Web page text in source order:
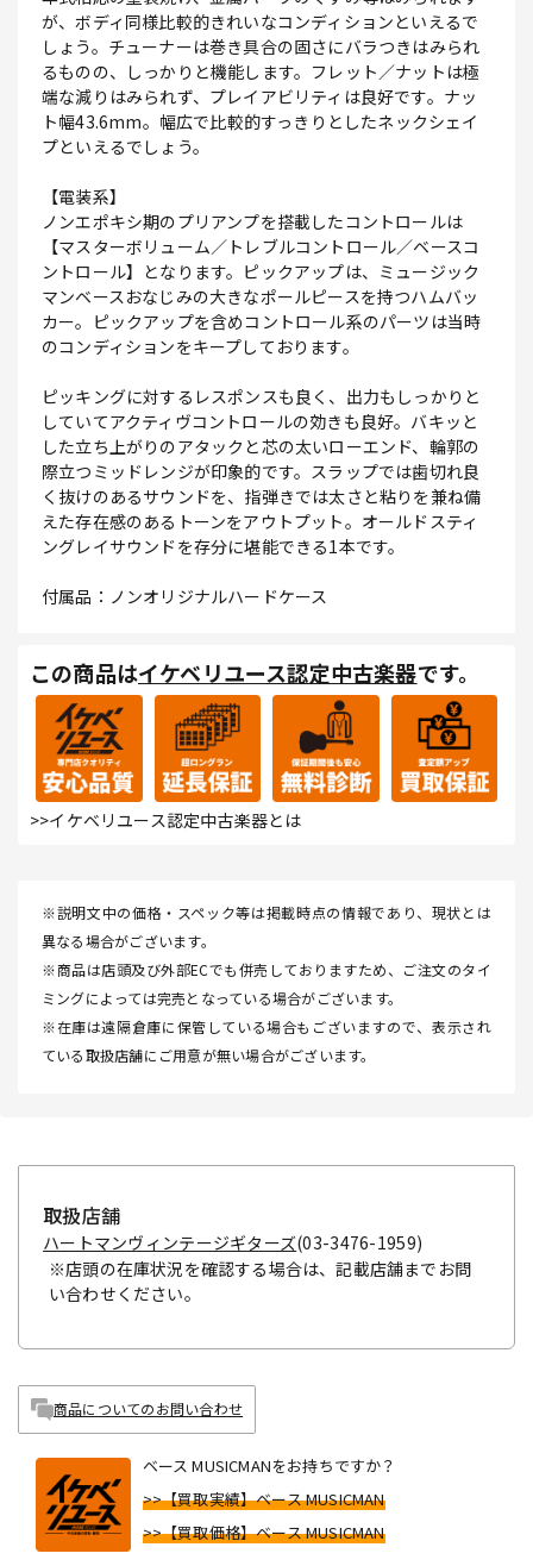
が、ボディ同様比較的きれいなコンディションといえるで
しょう。チューナーは巻き具合の固さにバラつきはみられ
るものの、しっかりと機能します。フレット／ナットは極
端な減りはみられず、プレイアビリティは良好です。ナッ
ト幅43.6mm。幅広で比較的すっきりとしたネックシェイ
プといえるでしょう。
【電装系】
ノンエポキシ期のプリアンプを搭載したコントロールは
【マスターボリューム／トレブルコントロール／ベースコ
ントロール】となります。ピックアップは、ミュージック
マンベースおなじみの大きなポールピースを持つハムバッ
カー。ピックアップを含めコントロール系のパーツは当時
のコンディションをキープしております。
ピッキングに対するレスポンスも良く、出力もしっかりと
していてアクティヴコントロールの効きも良好。バキッと
した立ち上がりのアタックと芯の太いローエンド、輪郭の
際立つミッドレンジが印象的です。スラップでは歯切れ良
く抜けのあるサウンドを、指弾きでは太さと粘りを兼ね備
えた存在感のあるトーンをアウトプット。オールドスティ
ングレイサウンドを存分に堪能できる1本です。
付属品：ノンオリジナルハードケース
この商品はイケベリユース認定中古楽器です。
>>イケベリユース認定中古楽器とは
※説明文中の価格・スペック等は掲載時点の情報であり、現状とは
異なる場合がございます。
※商品は店頭及び外部ECでも併売しておりますため、ご注文のタイ
ミングによっては完売となっている場合がございます。
※在庫は遠隔倉庫に保管している場合もございますので、表示され
ている取扱店舗にご用意が無い場合がございます。
取扱店舗
ハートマンヴィンテージギターズ(03-3476-1959)
※店頭の在庫状況を確認する場合は、記載店舗までお問
い合わせください。
商品についてのお問い合わせ
ベース MUSICMANをお持ちですか？
>>【買取実績】ベース MUSICMAN
>>【買取価格】ベース MUSICMAN